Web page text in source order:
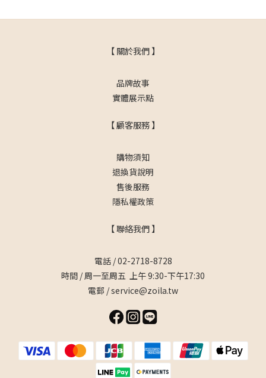
【 關於我們 】
品牌故事
實體展示點
【 顧客服務 】
購物須知
退換貨說明
售後服務
隱私權政策
【 聯絡我們 】
電話 / 02-2718-8728
時間 / 周一至周五 上午 9:30-下午17:30
電郵 / service@zoila.tw